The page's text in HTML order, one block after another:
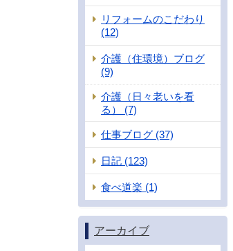
リフォームのこだわり
(12)
介護（住環境）ブログ
(9)
介護（日々老いを看
る） (7)
仕事ブログ (37)
日記 (123)
食べ道楽 (1)
アーカイブ